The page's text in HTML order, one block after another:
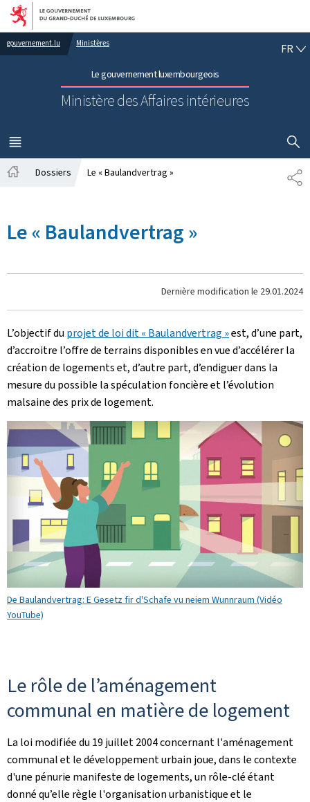
Aller au menu principal
Aller au contenu
gouvernement.lu Ministères
Le gouvernement luxembourgeois
Ministère des Affaires intérieures
FR
MENU
PRINCIPAL
Dossiers Le « Baulandvertrag »
Le « Baulandvertrag »
Dernière modification le 29.01.2024
L’objectif du projet de loi dit « Baulandvertrag »est, d’une part,
d’accroitre l’offre de terrains disponibles en vue d’accélérer la
création de logements et, d’autre part, d’endiguer dans la
mesure du possible la spéculation foncière et l’évolution
malsaine des prix de logement.
De Baulandvertrag: E Gesetz fir d'Schafe vu neiem Wunnraum (Vidéo
YouTube)
Le rôle de l’aménagement
communal en matière de logement
La loi modifiée du 19 juillet 2004 concernant l'aménagement
communal et le développement urbain joue, dans le contexte
d'une pénurie manifeste de logements, un rôle-clé étant
donné qu’elle règle l'organisation urbanistique et le